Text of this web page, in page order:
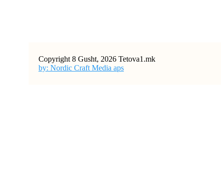
Copyright 8 Gusht, 2026 Tetova1.mk
by: Nordic Craft Media aps